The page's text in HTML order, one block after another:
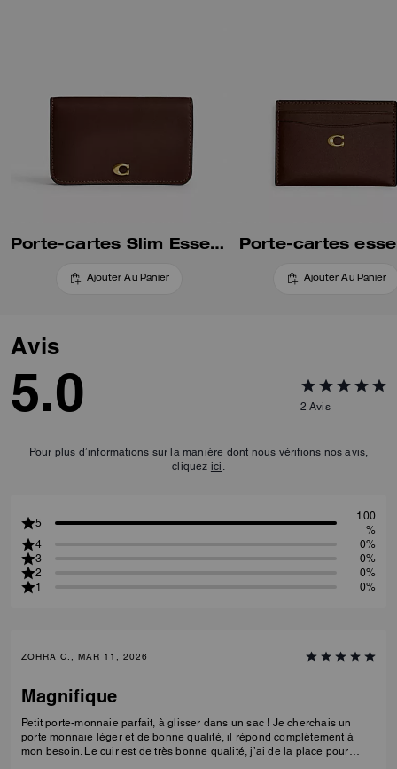
Porte-cartes Slim Essentiel
Ajouter Au Panier
Porte-cartes
Ajouter Au Panier
Avis
5.0 2 Avis
Pour plus d’informations sur la manière dont nous vérifions nos avis,
cliquez ici
5
100
%
4
0%
3
0%
2
0%
1
0%
ZOHRA C., MAR 11, 2026
Magnifique
Petit porte-monnaie parfait, à glisser dans un sac ! Je cherchais un
porte monnaie léger et de bonne qualité, il répond complètement à
mon besoin. Le cuir est de très bonne qualité, j’ai de la place pour